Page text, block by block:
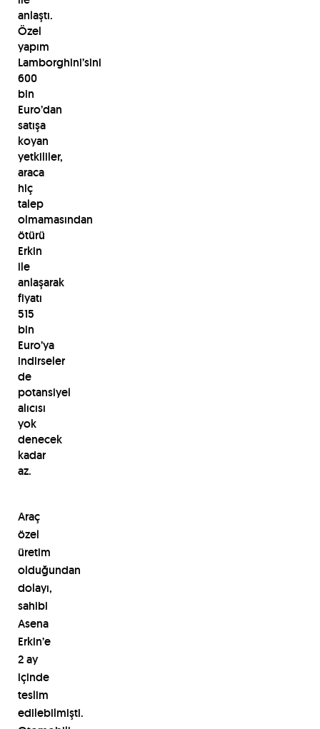
anlaştı.
Özel
yapım
Lamborghini’sini
600
bin
Euro’dan
satışa
koyan
yetkililer,
araca
hiç
talep
olmamasından
ötürü
Erkin
ile
anlaşarak
fiyatı
515
bin
Euro’ya
indirseler
de
potansiyel
alıcısı
yok
denecek
kadar
az.
Araç
özel
üretim
olduğundan
dolayı,
sahibi
Asena
Erkin’e
2 ay
içinde
teslim
edilebilmişti.